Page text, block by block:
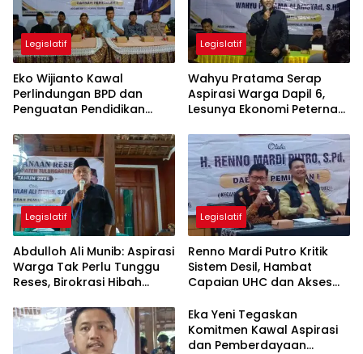
Legislatif
Eko Wijianto Kawal
Perlindungan BPD dan
Penguatan Pendidikan
Legislatif
Wahyu Pratama Serap
Aspirasi Warga Dapil 6,
Lesunya Ekonomi Peternak
Legislatif
Abdulloh Ali Munib: Aspirasi
Warga Tak Perlu Tunggu
Reses, Birokrasi Hibah
Legislatif
Renno Mardi Putro Kritik
Sistem Desil, Hambat
Capaian UHC dan Akses
Eka Yeni Tegaskan
Komitmen Kawal Aspirasi
dan Pemberdayaan